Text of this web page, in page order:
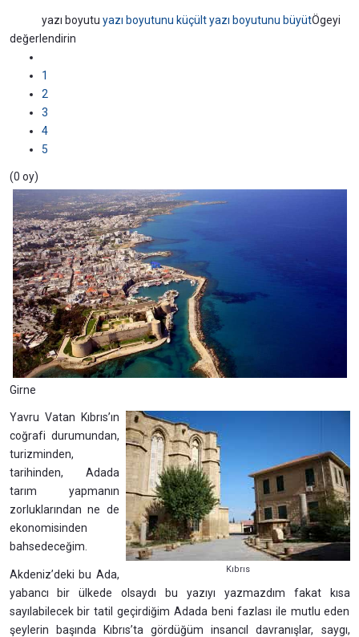
yazı boyutu yazı boyutunu küçült yazı boyutunu büyütÖgeyi
değerlendirin
1
2
3
4
5
(0 oy)
Girne
Kıbrıs
Yavru Vatan Kıbrıs’ın
coğrafi durumundan,
turizminden,
tarihinden, Adada
tarım yapmanın
zorluklarından ne de
ekonomisinden
bahsedeceğim.
Akdeniz’deki bu Ada,
yabancı bir ülkede olsaydı bu yazıyı yazmazdım fakat kısa
sayılabilecek bir tatil geçirdiğim Adada beni fazlası ile mutlu eden
şeylerin başında Kıbrıs’ta gördüğüm insancıl davranışlar, saygı,